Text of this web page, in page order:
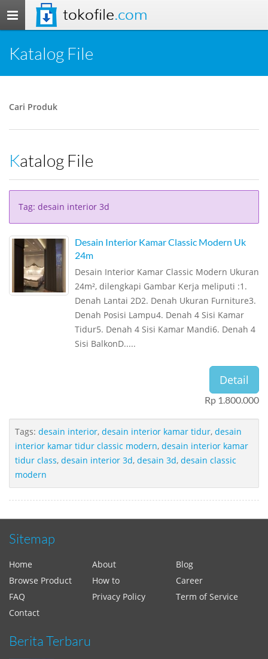
Toggle
navigation
tokofile.com
Katalog File
Cari Produk
Katalog File
Tag: desain interior 3d
Desain Interior Kamar Classic Modern Uk
24m
Desain Interior Kamar Classic Modern Ukuran
24m², dilengkapi Gambar Kerja meliputi :1.
Denah Lantai 2D2. Denah Ukuran Furniture3.
Denah Posisi Lampu4. Denah 4 Sisi Kamar
Tidur5. Denah 4 Sisi Kamar Mandi6. Denah 4
Sisi BalkonD.....
Detail
Rp 1.800.000
Tags: desain interior, desain interior kamar tidur, desain
interior kamar tidur classic modern, desain interior kamar
tidur class, desain interior 3d, desain 3d, desain classic
modern
Sitemap
Home About
Blog
Browse Product
How to
Career
FAQ
Privacy Policy
Term of Service
Contact
Berita Terbaru